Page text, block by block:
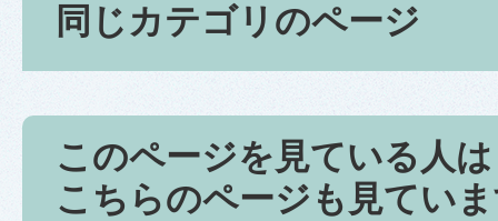
同じカテゴリのページ
このページを見ている人は
こちらのページも見てい